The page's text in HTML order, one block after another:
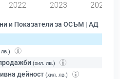
2022 2023 2024
и Показатели за ОСЪМ | АД
(хил. лв.)
дейност (хил. лв.)